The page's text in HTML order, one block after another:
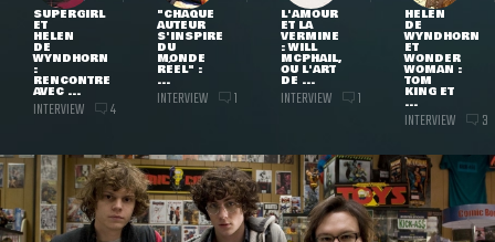
SUPERGIRL
ET
HELEN
DE
WYNDHORN
:
RENCONTRE
AVEC ...
INTERVIEW 4
"CHAQUE
AUTEUR
S'INSPIRE
DU
MONDE
RÉEL" :
...
INTERVIEW 1
L'AMOUR
ET LA
VERMINE
: WILL
MCPHAIL,
OU L'ART
DE ...
INTERVIEW 1
HELEN
DE
WYNDHORN
ET
WONDER
WOMAN :
TOM
KING ET
...
INTERVIEW 3